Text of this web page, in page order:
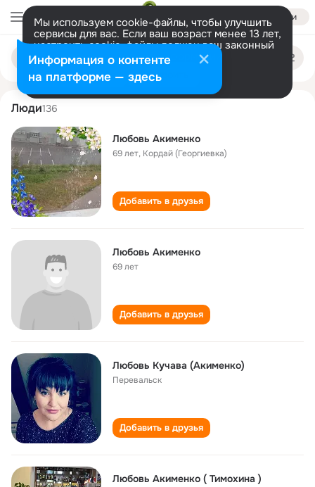
Войти
Мы используем cookie-файлы, чтобы улучшить
сервисы для вас. Если ваш возраст менее 13 лет,
настроить cookie-файлы должен ваш законный
представитель. Больше информации
Разрешить все Настроить
Поиск
людям
lyubov akimenko
Люди136
Любовь Акименко
69 лет, Кордай (Георгиевка)
Добавить в друзья
Любовь Акименко
69 лет
Добавить в друзья
Любовь Кучава (Акименко)
Перевальск
Добавить в друзья
Любовь Акименко ( Тимохина )
Информация о контенте
на платформе — здесь